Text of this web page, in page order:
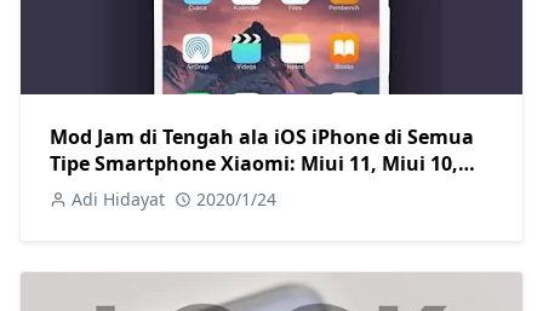
Mod Jam di Tengah ala iOS iPhone di Semua
Tipe Smartphone Xiaomi: Miui 11, Miui 10,
Miui 9, Miui 8, Miui 7 are Welcome
Adi Hidayat 2020/1/24